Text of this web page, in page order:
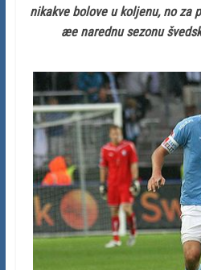
nikakve bolove u koljenu, no za
æe narednu sezonu